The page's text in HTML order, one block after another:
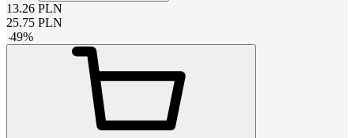
13.26 PLN
25.75 PLN
-49%